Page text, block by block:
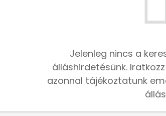
Jelenleg nincs a
álláshirdetésünk.
azonnal tájékoztatunk